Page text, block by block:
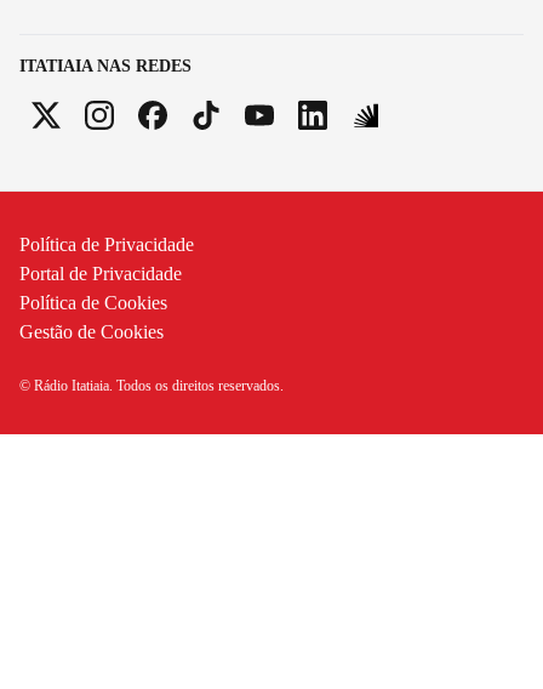
ITATIAIA NAS REDES
Política de Privacidade
Portal de Privacidade
Política de Cookies
Gestão de Cookies
© Rádio Itatiaia. Todos os direitos reservados.